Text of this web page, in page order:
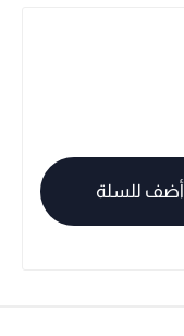
أضف للسلة